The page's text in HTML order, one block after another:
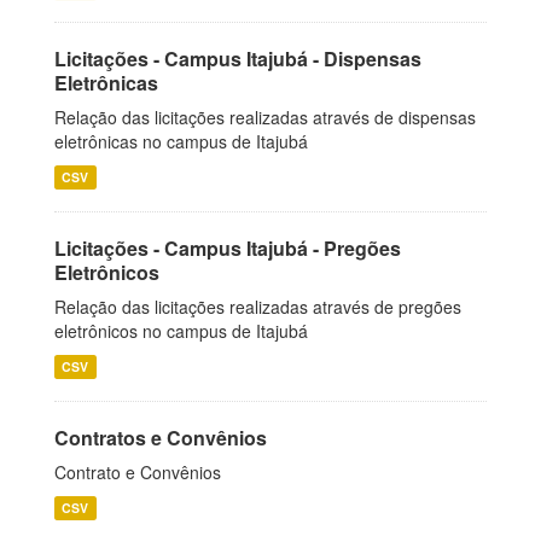
Licitações - Campus Itajubá - Dispensas
Eletrônicas
Relação das licitações realizadas através de dispensas
eletrônicas no campus de Itajubá
CSV
Licitações - Campus Itajubá - Pregões
Eletrônicos
Relação das licitações realizadas através de pregões
eletrônicos no campus de Itajubá
CSV
Contratos e Convênios
Contrato e Convênios
CSV